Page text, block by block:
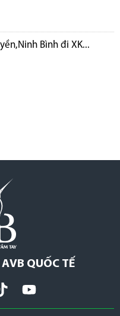
Bình đi XK...
QUỐC TẾ